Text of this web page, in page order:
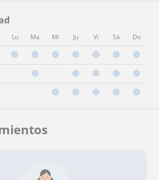
Lu Ma Mi Ju Vi Sá Do